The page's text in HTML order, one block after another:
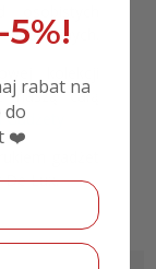
całą
De Lux.
rabat na
do
❤️